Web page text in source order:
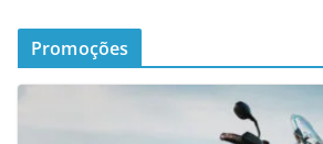
Promoções